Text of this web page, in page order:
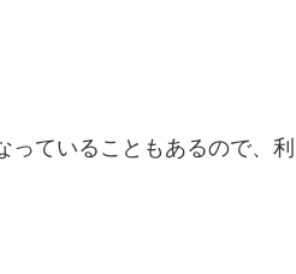
ていることもあるので、利